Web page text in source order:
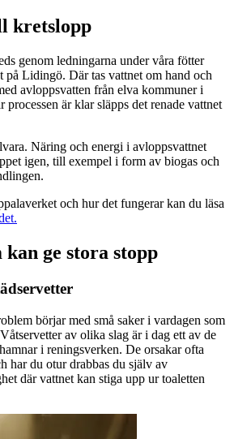
kretslopp
genom ledningarna under våra fötter
Lidingö. Där tas vattnet om hand och
avloppsvatten från elva kommuner i
processen är klar släpps det renade vattnet
Näring och energi i avloppsvattnet
igen, till exempel i form av biogas och
och hur det fungerar kan du läsa
kan ge stora stopp
börjar med små saker i vardagen som
av olika slag är i dag ett av de
i reningsverken. De orsakar ofta
har du otur drabbas du själv av
där vattnet kan stiga upp ur toaletten